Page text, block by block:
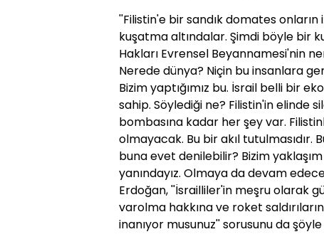
''Filistin'e bir sandık domates onların
kuşatma altındalar. Şimdi böyle bir
Hakları Evrensel Beyannamesi'nin
Nerede dünya? Niçin bu insanlara
Bizim yaptığımız bu. İsrail belli bir
sahip. Söylediği ne? Filistin'in elinde
bombasına kadar her şey var.
olmayacak. Bu bir akıl tutulmasıdır.
buna evet denilebilir? Bizim
yanındayız. Olmaya da devam
Erdoğan, ''İsrailliler'in meşru olarak
varolma hakkına ve roket
inanıyor musunuz'' sorusunu da şöyle